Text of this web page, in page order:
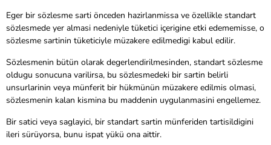
Eger bir sözlesme sarti önceden hazirlanmissa ve özellikle standart
sözlesmede yer almasi nedeniyle tüketici içerigine etki edememisse, o
sözlesme sartinin tüketiciyle müzakere edilmedigi kabul edilir.
Sözlesmenin bütün olarak degerlendirilmesinden, standart sözlesme
oldugu sonucuna varilirsa, bu sözlesmedeki bir sartin belirli
unsurlarinin veya münferit bir hükmünün müzakere edilmis olmasi,
sözlesmenin kalan kismina bu maddenin uygulanmasini engellemez.
Bir satici veya saglayici, bir standart sartin münferiden tartisildigini
ileri sürüyorsa, bunu ispat yükü ona aittir.